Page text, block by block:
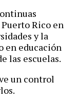
Rico en
y la
en educación
las escuelas.
un control